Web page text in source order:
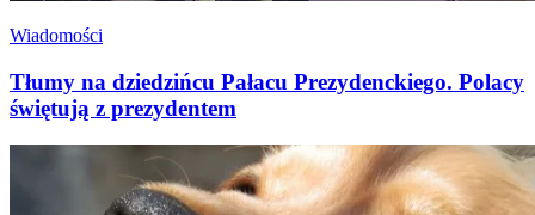
Wiadomości
Tłumy na dziedzińcu Pałacu Prezydenckiego. Polacy
świętują z prezydentem